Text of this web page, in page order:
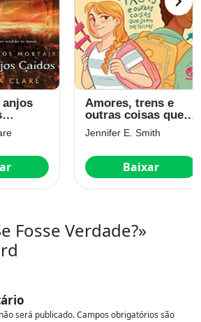
Amores, trens e
outras coisas que
saem dos trilhos
Jennifer E. Smith
Baixar
Fosse Verdade?»
será publicado.Campos obrigatórios são